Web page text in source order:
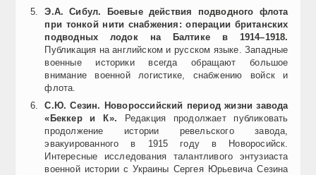
Э.А. Сибул. Боевые действия подводного флота
при тонкой нити снабжения: операции британских
подводных лодок на Балтике в 1914–1918.
Публикация на английском и русском языке. Западные
военные историки всегда обращают большое
внимание военной логистике, снабжению войск и
флота.
С.Ю. Сезин. Новороссийский период жизни завода
«Беккер и К».
Редакция продолжает публиковать
продолжение истории ревельского завода,
эвакуированного в 1915 году в Новоросийск.
Интересные исследования талантливого энтузиаста
военной истории с Украины Сергея Юрьевича Сезина